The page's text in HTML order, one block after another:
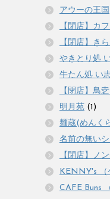
アウーの王国
【閉店】カ
【閉店】き
やきとり処
牛たん処 い
【閉店】鳥
明月苑 (1)
麺蔵(めんく
名前の無い
【閉店】ノ
KENNY's （
CAFE Buns